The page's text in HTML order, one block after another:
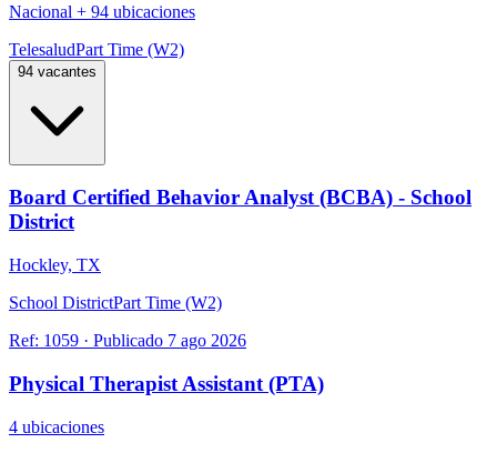
Nacional + 94 ubicaciones
TelesaludPart Time (W2)
94 vacantes
Board Certified Behavior Analyst (BCBA) - School
District
Hockley, TX
School DistrictPart Time (W2)
Ref: 1059 · Publicado 7 ago 2026
Physical Therapist Assistant (PTA)
4 ubicaciones